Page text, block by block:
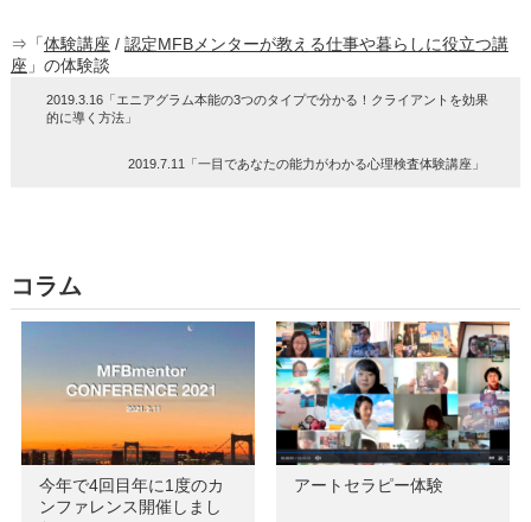
⇒「体験講座 / 認定MFBメンターが教える仕事や暮らしに役立つ講
座 」の体験談
2019.3.16「エニアグラム本能の3つのタイプで分かる！クライアントを効果
的に導く方法」
2019.7.11「一目であなたの能力がわかる心理検査体験講座」
コラム
今年で4回目年に1度のカ
ンファレンス開催しまし
アートセラピー体験